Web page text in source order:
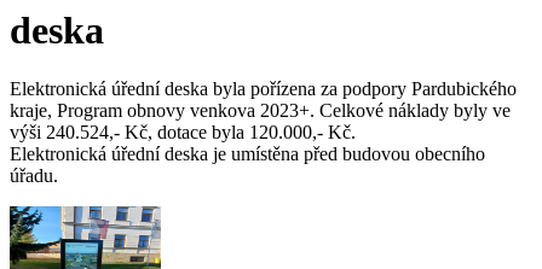
deska
Elektronická úřední deska byla pořízena za podpory Pardubického
kraje, Program obnovy venkova 2023+. Celkové náklady byly ve
výši 240.524,- Kč, dotace byla 120.000,- Kč.
Elektronická úřední deska je umístěna před budovou obecního
úřadu.